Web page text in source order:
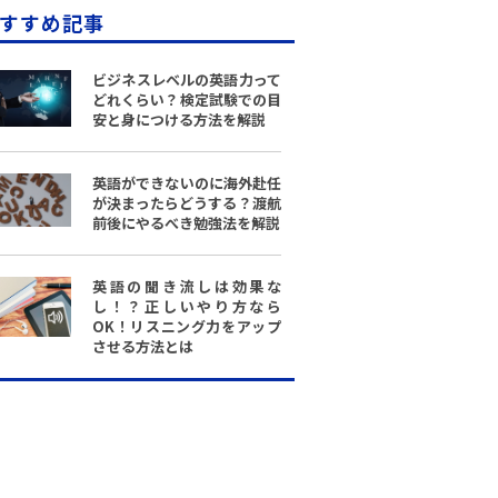
すめ記事
ビジネスレベルの英語力って
どれくらい？検定試験での目
安と身につける方法を解説
英語ができないのに海外赴任
が決まったらどうする？渡航
前後にやるべき勉強法を解説
英語の聞き流しは効果な
し！？正しいやり方なら
OK！リスニング力をアップ
させる方法とは